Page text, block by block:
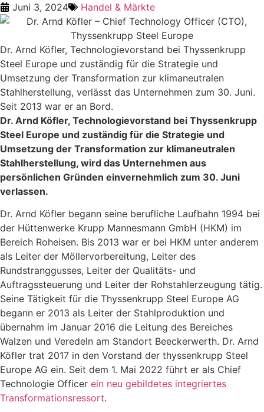
Juni 3, 2024 Handel & Märkte
Dr. Arnd Köfler, Technologievorstand bei Thyssenkrupp
Steel Europe und zuständig für die Strategie und
Umsetzung der Transformation zur klimaneutralen
Stahlherstellung, verlässt das Unternehmen zum 30. Juni.
Seit 2013 war er an Bord.
Dr. Arnd Köfler, Technologievorstand bei Thyssenkrupp
Steel Europe und zuständig für die Strategie und
Umsetzung der Transformation zur klimaneutralen
Stahlherstellung, wird das Unternehmen aus
persönlichen Gründen einvernehmlich zum 30. Juni
verlassen.
Dr. Arnd Köfler begann seine berufliche Laufbahn 1994 bei
der Hüttenwerke Krupp Mannesmann GmbH (HKM) im
Bereich Roheisen. Bis 2013 war er bei HKM unter anderem
als Leiter der Möllervorbereitung, Leiter des
Rundstranggusses, Leiter der Qualitäts- und
Auftragssteuerung und Leiter der Rohstahlerzeugung tätig.
Seine Tätigkeit für die Thyssenkrupp Steel Europe AG
begann er 2013 als Leiter der Stahlproduktion und
übernahm im Januar 2016 die Leitung des Bereiches
Walzen und Veredeln am Standort Beeckerwerth. Dr. Arnd
Köfler trat 2017 in den Vorstand der thyssenkrupp Steel
Europe AG ein. Seit dem 1. Mai 2022 führt er als Chief
Technologie Officer ein neu gebildetes integriertes
Transformationsressort.